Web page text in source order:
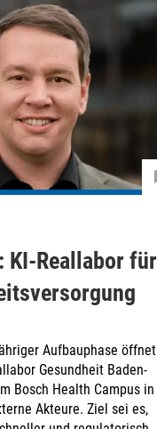
KI-Reallabor für
Aufbauphase öffnet
Gesundheit Baden-
Bosch Health Campus in
Akteure. Ziel sei es,